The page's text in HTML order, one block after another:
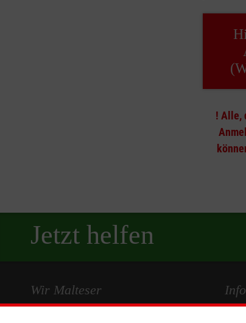
! Alle,
Jetzt helfen
Wir Malteser